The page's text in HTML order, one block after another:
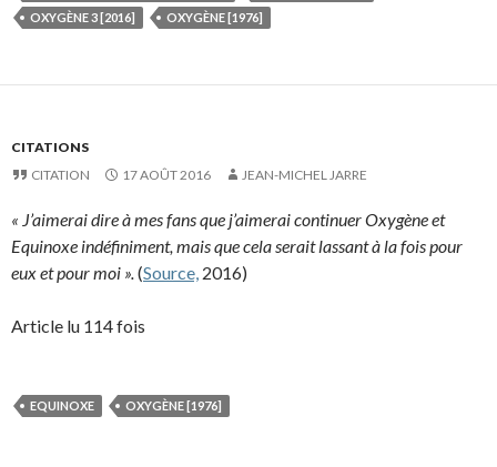
OXYGÈNE 3 [2016]
OXYGÈNE [1976]
CITATIONS
CITATION
17 AOÛT 2016 JEAN-MICHEL JARRE
« J’aimerai dire à mes fans que j’aimerai continuer Oxygène et
Equinoxe indéfiniment, mais que cela serait lassant à la fois pour
eux et pour moi ».(Source, 2016)
Article lu 114 fois
EQUINOXE OXYGÈNE [1976]